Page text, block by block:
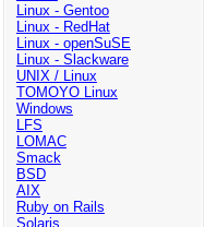
Linux - Gentoo
Linux - RedHat
Linux - openSuSE
Linux - Slackware
UNIX / Linux
TOMOYO Linux
Windows
LFS
LOMAC
Smack
BSD
AIX
Ruby on Rails
Solaris